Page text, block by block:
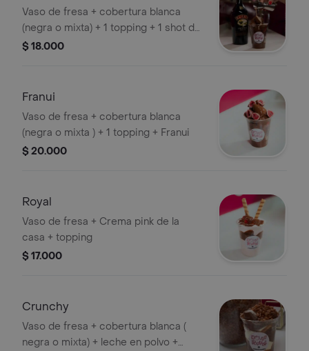
Vaso de fresa + cobertura blanca
(negra o mixta) + 1 topping + 1 shot de
Baileys
$ 18.000
Franui
Vaso de fresa + cobertura blanca
(negra o mixta ) + 1 topping + Franui
$ 20.000
Royal
Vaso de fresa + Crema pink de la
casa + topping
$ 17.000
Crunchy
Vaso de fresa + cobertura blanca (
negra o mixta) + leche en polvo +